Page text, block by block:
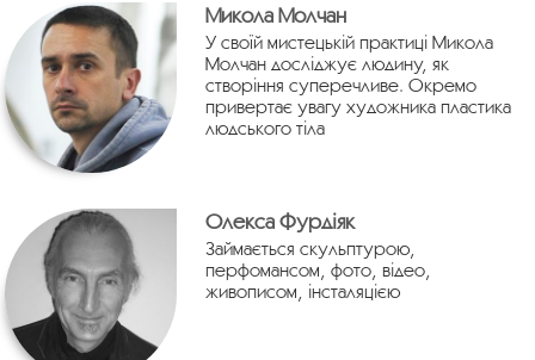
Микола Молчан
У своїй мистецькій практиці Микола
Молчан досліджує людину, як
створіння суперечливе. Окремо
привертає увагу художника пластика
людського тіла
Олекса Фурдіяк
Займається скульптурою,
перфомансом, фото, відео,
живописом, інсталяцією